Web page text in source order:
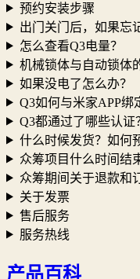
预约安装步骤
出门关门后，如果忘
怎么查看Q3电量？
机械锁体与自动锁体
如果没电了怎么办？
Q3如何与米家APP绑
Q3都通过了哪些认证
什么时候发货？如何
众筹项目什么时间结
众筹期间关于退款和
关于发票
售后服务
服务热线
产品百科